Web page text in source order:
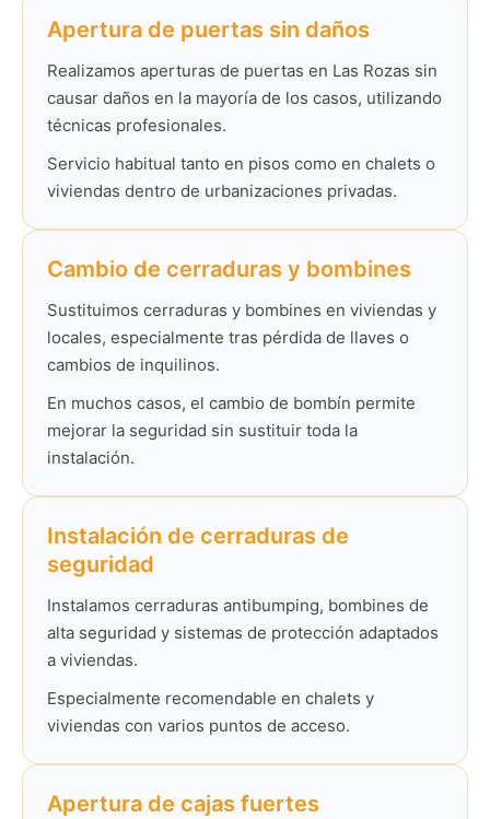
Apertura de puertas sin daños
Realizamos aperturas de puertas en Las Rozas sin
causar daños en la mayoría de los casos, utilizando
técnicas profesionales.
Servicio habitual tanto en pisos como en chalets o
viviendas dentro de urbanizaciones privadas.
Cambio de cerraduras y bombines
Sustituimos cerraduras y bombines en viviendas y
locales, especialmente tras pérdida de llaves o
cambios de inquilinos.
En muchos casos, el cambio de bombín permite
mejorar la seguridad sin sustituir toda la
instalación.
Instalación de cerraduras de
seguridad
Instalamos cerraduras antibumping, bombines de
alta seguridad y sistemas de protección adaptados
a viviendas.
Especialmente recomendable en chalets y
viviendas con varios puntos de acceso.
Apertura de cajas fuertes